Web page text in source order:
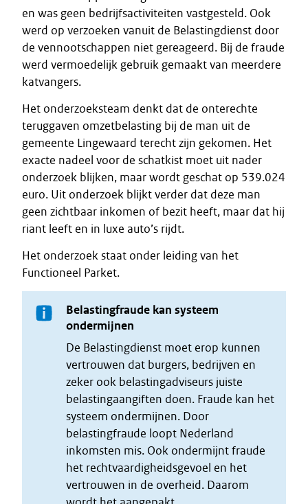
en was geen bedrijfsactiviteiten vastgesteld. Ook
werd op verzoeken vanuit de Belastingdienst door
de vennootschappen niet gereageerd. Bij de fraude
werd vermoedelijk gebruik gemaakt van meerdere
katvangers.
Het onderzoeksteam denkt dat de onterechte
teruggaven omzetbelasting bij de man uit de
gemeente Lingewaard terecht zijn gekomen. Het
exacte nadeel voor de schatkist moet uit nader
onderzoek blijken, maar wordt geschat op 539.024
euro. Uit onderzoek blijkt verder dat deze man
geen zichtbaar inkomen of bezit heeft, maar dat hij
riant leeft en in luxe auto’s rijdt.
Het onderzoek staat onder leiding van het
Functioneel Parket.
Belastingfraude kan systeem
ondermijnen
De Belastingdienst moet erop kunnen
vertrouwen dat burgers, bedrijven en
zeker ook belastingadviseurs juiste
belastingaangiften doen. Fraude kan het
systeem ondermijnen. Door
belastingfraude loopt Nederland
inkomsten mis. Ook ondermijnt fraude
het rechtvaardigheidsgevoel en het
vertrouwen in de overheid. Daarom